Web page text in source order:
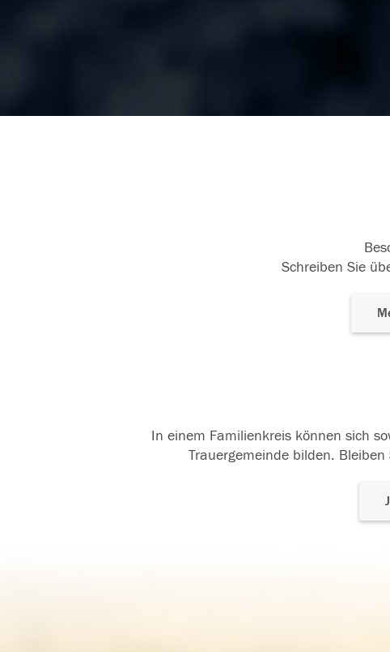
Schreiben Sie
In einem Familienkreis können sich
Trauergemeinde bilden.